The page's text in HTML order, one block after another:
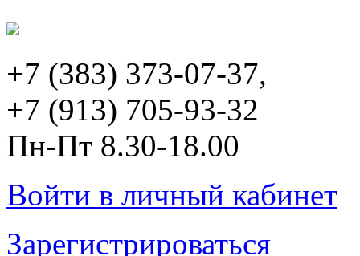
+7 (383) 373-07-37,
+7 (913) 705-93-32
Пн-Пт 8.30-18.00
Войти в личный кабинет
Зарегистрироваться